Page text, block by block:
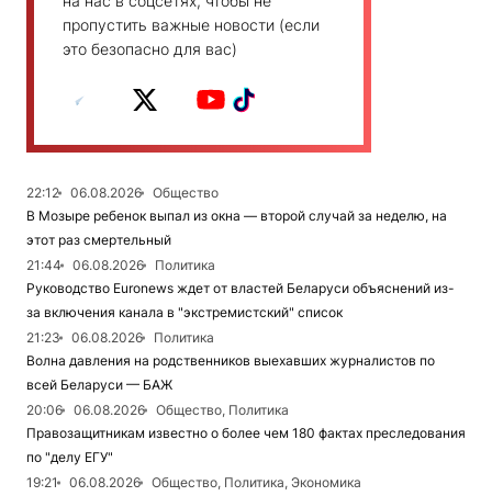
пропустить важные новости (если
это безопасно для вас)
22:12 06.08.2026
Общество
В Мозыре ребенок выпал из окна — второй случай за неделю, на
этот раз смертельный
21:44
06.08.2026
Политика
Руководство Euronews ждет от властей Беларуси объяснений из-
за включения канала в "экстремистский" список
21:23
06.08.2026
Политика
Волна давления на родственников выехавших журналистов по
всей Беларуси — БАЖ
20:06
06.08.2026
Общество, Политика
Правозащитникам известно о более чем 180 фактах преследования
по "делу ЕГУ"
19:21
06.08.2026
Общество, Политика, Экономика